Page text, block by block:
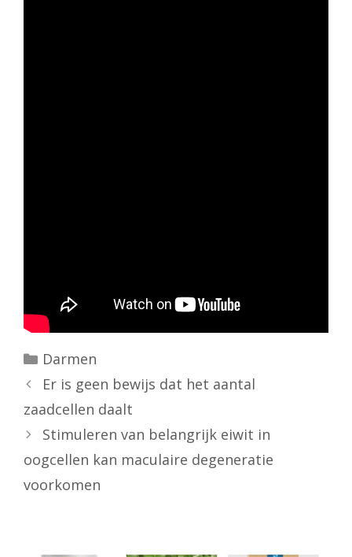
Categorieën
Darmen
Er is geen bewijs dat het aantal
zaadcellen daalt
Stimuleren van belangrijk eiwit in
oogcellen kan maculaire degeneratie
voorkomen